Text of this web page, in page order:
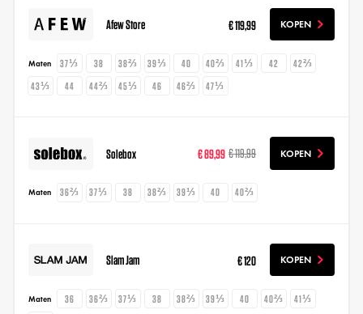
Afew Store € 119,99 KOPEN
Maten 37⅓ 38 38⅔ 39⅓ 40 40⅔ 41⅓ 42
42⅔
43⅓
44 44⅔ 45⅓ 46 46⅔ 47⅓
Solebox € 89,99 € 119,99 KOPEN
Maten 36⅔ 37⅓ 38 38⅔ 39⅓ 40 40⅔
Slam Jam € 120 KOPEN
Maten 36 36⅔ 37⅓ 38 38⅔ 39⅓ 40 40⅔ 41⅓